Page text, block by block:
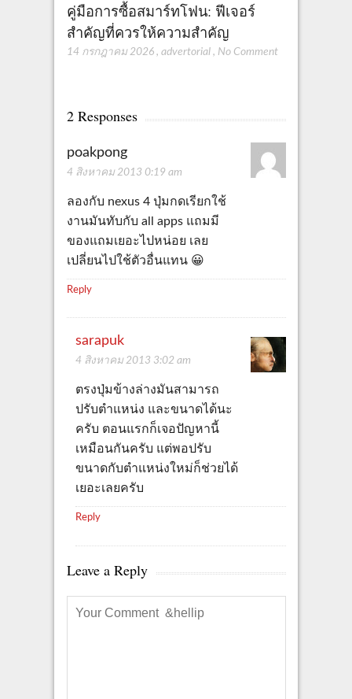
คู่มือการซื้อสมาร์ทโฟน: ฟีเจอร์
สำคัญที่ควรให้ความสำคัญ
14 กรกฎาคม 2026 , advertorial , No Comment
2 Responses
poakpong
4 สิงหาคม 2013 0:19 am
ลองกับ nexus 4 ปุ่มกดเรียกใช้
งานมันทับกับ all apps แถมมี
ของแถมเยอะไปหน่อย เลย
เปลี่ยนไปใช้ตัวอื่นแทน 😀
Reply
sarapuk
4 สิงหาคม 2013 3:02 am
ตรงปุ่มข้างล่างมันสามารถ
ปรับตำแหน่ง และขนาดได้นะ
ครับ ตอนแรกก็เจอปัญหานี้
เหมือนกันครับ แต่พอปรับ
ขนาดกับตำแหน่งใหม่ก็ช่วยได้
เยอะเลยครับ
Reply
Leave a Reply